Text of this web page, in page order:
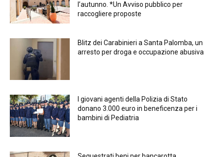
l’autunno. *Un Avviso pubblico per
raccogliere proposte
Blitz dei Carabinieri a Santa Palomba, un
arresto per droga e occupazione abusiva
I giovani agenti della Polizia di Stato
donano 3.000 euro in beneficenza per i
bambini di Pediatria